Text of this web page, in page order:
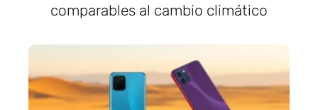
comparables al cambio climático